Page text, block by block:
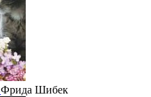
Фрида Шибек